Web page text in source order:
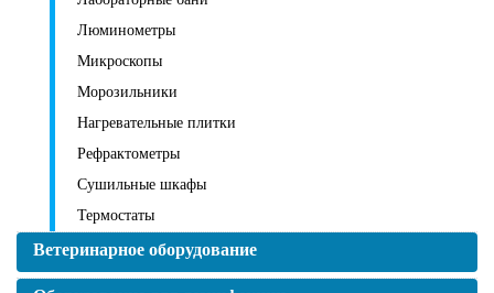
Люминометры
Микроскопы
Морозильники
Нагревательные плитки
Рефрактометры
Сушильные шкафы
Термостаты
Ветеринарное оборудование